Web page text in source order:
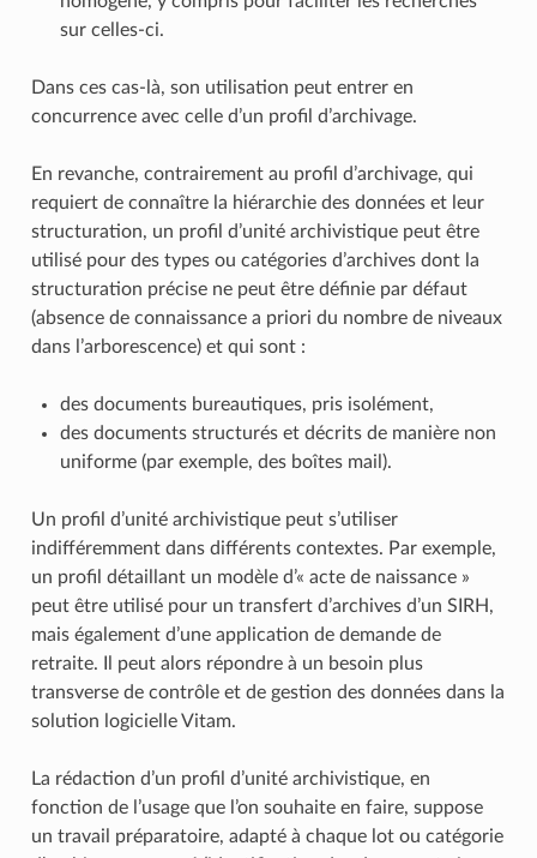
sur celles-ci.
Dans ces cas-là, son utilisation peut entrer en
concurrence avec celle d’un profil d’archivage.
En revanche, contrairement au profil d’archivage, qui
requiert de connaître la hiérarchie des données et leur
structuration, un profil d’unité archivistique peut être
utilisé pour des types ou catégories d’archives dont la
structuration précise ne peut être définie par défaut
(absence de connaissance a priori du nombre de niveaux
dans l’arborescence) et qui sont :
des documents bureautiques, pris isolément,
des documents structurés et décrits de manière non
uniforme (par exemple, des boîtes mail).
Un profil d’unité archivistique peut s’utiliser
indifféremment dans différents contextes. Par exemple,
un profil détaillant un modèle d’« acte de naissance »
peut être utilisé pour un transfert d’archives d’un SIRH,
mais également d’une application de demande de
retraite. Il peut alors répondre à un besoin plus
transverse de contrôle et de gestion des données dans la
solution logicielle Vitam.
La rédaction d’un profil d’unité archivistique, en
fonction de l’usage que l’on souhaite en faire, suppose
un travail préparatoire, adapté à chaque lot ou catégorie